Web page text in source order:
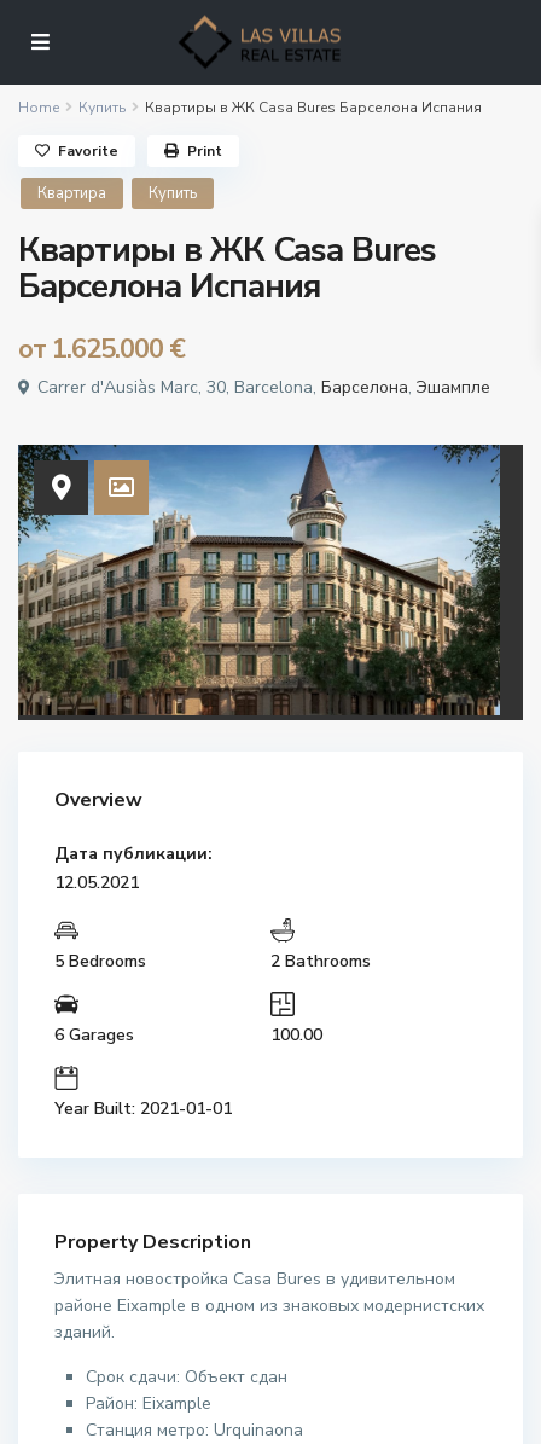
Home Купить Квартиры в ЖК Casa Bures Барселона Испания
Квартира Купить
Квартиры в ЖК Casa Bures
Барселона Испания
от 1.625.000 €
Carrer d'Ausiàs Marc, 30, Barcelona,Барселона,Эшампле
Favorite Print
Overview
Дата публикации:
12.05.2021
5 Bedrooms 2 Bathrooms
6 Garages 100.00
Year Built: 2021-01-01
Property Description
Элитная новостройка Casa Bures в удивительном
районе Eixample в одном из знаковых модернистских
зданий.
Срок сдачи: Объект сдан
Район: Eixample
Станция метро: Urquinaona